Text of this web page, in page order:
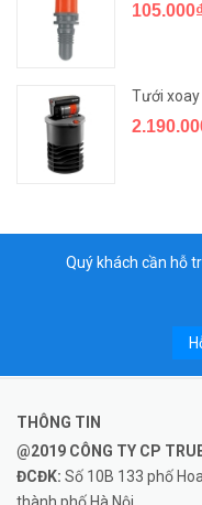
Tưới
Quý khách cần hỗ
THÔNG TIN
@2019 CÔNG TY CP
ĐCĐK: Số 10B 133 phố